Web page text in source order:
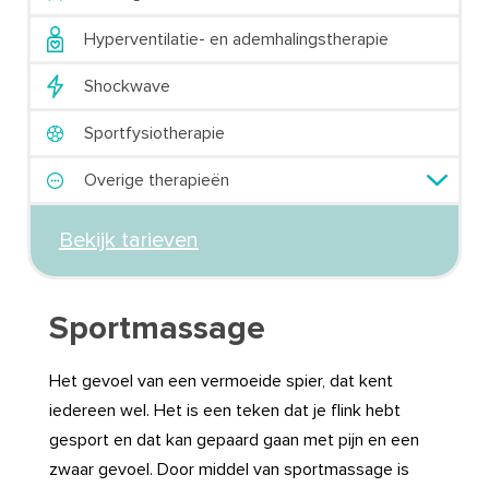
Hyperventilatie- en ademhalingstherapie
Shockwave
Sportfysiotherapie
Overige therapieën
Bekijk tarieven
Sportmassage
Het gevoel van een vermoeide spier, dat kent
iedereen wel. Het is een teken dat je flink hebt
gesport en dat kan gepaard gaan met pijn en een
zwaar gevoel. Door middel van sportmassage is